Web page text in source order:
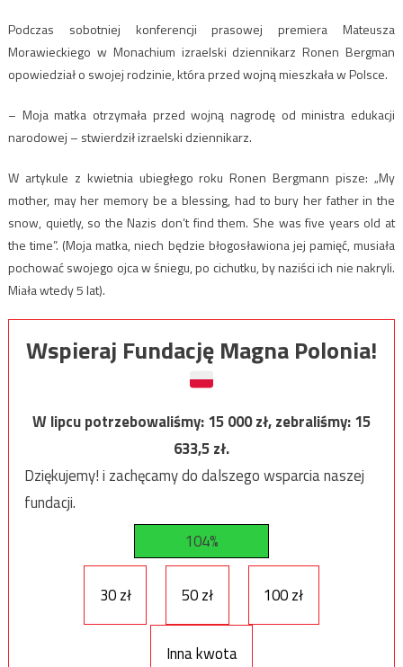
Podczas sobotniej konferencji prasowej premiera Mateusza
Morawieckiego w Monachium izraelski dziennikarz Ronen Bergman
opowiedział o swojej rodzinie, która przed wojną mieszkała w Polsce.
– Moja matka otrzymała przed wojną nagrodę od ministra edukacji
narodowej – stwierdził izraelski dziennikarz.
W artykule z kwietnia ubiegłego roku Ronen Bergmann pisze: „My
mother, may her memory be a blessing, had to bury her father in the
snow, quietly, so the Nazis don’t find them. She was five years old at
the time”. (Moja matka, niech będzie błogosławiona jej pamięć, musiała
pochować swojego ojca w śniegu, po cichutku, by naziści ich nie nakryli.
Miała wtedy 5 lat).
Wspieraj Fundację Magna Polonia!
W lipcu potrzebowaliśmy:15 000zł, zebraliśmy:15
633,5zł.
Dziękujemy! i zachęcamy do dalszego wsparcia naszej
fundacji.
104%
30 zł 50 zł 100 zł
Inna kwota